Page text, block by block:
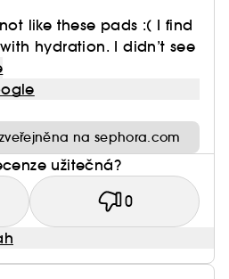
like these pads :( I find
hydration. I didn’t see
na sephora.com
užitečná?
0